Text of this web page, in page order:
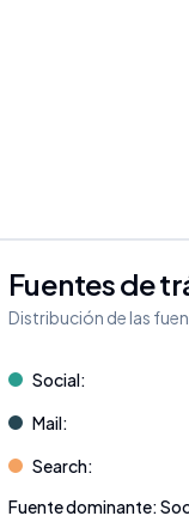
Fuentes de
Distribución de las
Social:
Mail:
Search:
Fuente dominante: